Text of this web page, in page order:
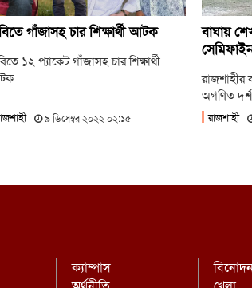
গাঁজাসহ চার শিক্ষার্থী আটক
১২ প্যাকেট গাঁজাসহ চার শিক্ষার্থী
৯ ডিসেম্বর ২০২২ ০২:১৫
বাঘায়
রাজশাহীর
অগণিত
রাজশাহী
ক্যাম্পাস